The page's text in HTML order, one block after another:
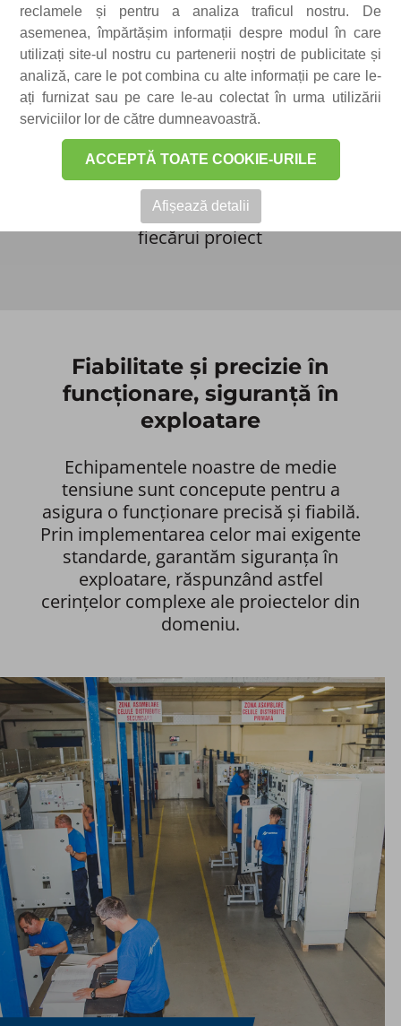
reclamele și pentru a analiza traficul nostru. De
asemenea, împărtășim informații despre modul în care
utilizați site-ul nostru cu partenerii noștri de publicitate și
analiză, care le pot combina cu alte informații pe care le-
ați furnizat sau pe care le-au colectat în urma utilizării
serviciilor lor de către dumneavoastră.
ACCEPTĂ TOATE COOKIE-URILE
Afișează detalii
Portofoliul nostru este structurat pentru
a oferi soluții tehnice pentru o gamă
largă de aplicații în distribuția energiei.
Acesta include:
• Celule electrice pentru distribuția
primară și secundară
• Posturi de transformare și puncte de
conexiune
• Soluții tehnice complexe și
personalizate, adaptate cerințelor
fiecărui proiect
Fiabilitate și precizie în
funcționare, siguranță în
exploatare
Echipamentele noastre de medie
tensiune sunt concepute pentru a
asigura o funcționare precisă și fiabilă.
Prin implementarea celor mai exigente
standarde, garantăm siguranța în
exploatare, răspunzând astfel
cerințelor complexe ale proiectelor din
domeniu.